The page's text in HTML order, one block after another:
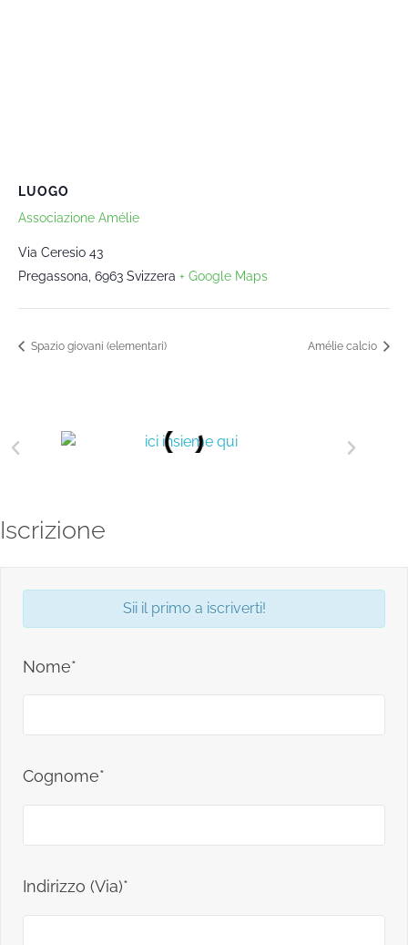
LUOGO
Associazione Amélie
Via Ceresio 43
Pregassona 6963 Svizzera + Google Maps
Spazio giovani (elementari) Amélie calcio
Iscrizione
Sii il primo a iscriverti!
Nome*
Cognome*
Indirizzo (Via)*